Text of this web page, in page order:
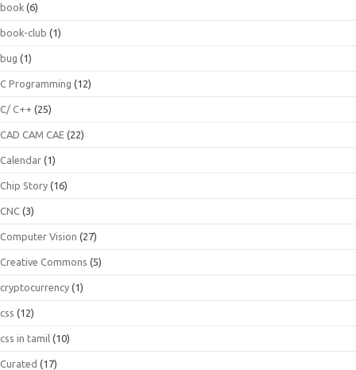
book (6)
book-club (1)
bug (1)
C Programming (12)
C/ C++ (25)
CAD CAM CAE (22)
Calendar (1)
Chip Story (16)
CNC (3)
Computer Vision (27)
Creative Commons (5)
cryptocurrency (1)
css (12)
css in tamil (10)
Curated (17)